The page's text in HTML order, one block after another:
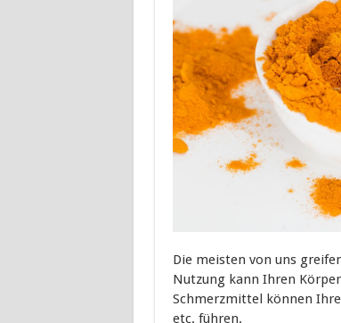
Die meisten von uns
Nutzung kann Ihren
Schmerzmittel können
etc. führen.